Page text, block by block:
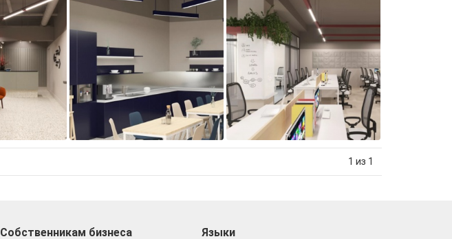
1 из 1
Собственникам бизнеса Языки